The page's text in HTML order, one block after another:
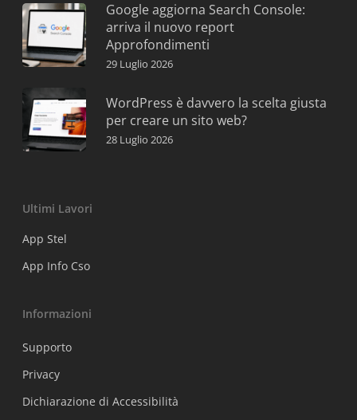
Google aggiorna Search Console:
arriva il nuovo report
Approfondimenti
29 Luglio 2026
WordPress è davvero la scelta giusta
per creare un sito web?
28 Luglio 2026
Ultimi Lavori
App Stel
App Info Cso
Informazioni
Supporto
Privacy
Dichiarazione di Accessibilità